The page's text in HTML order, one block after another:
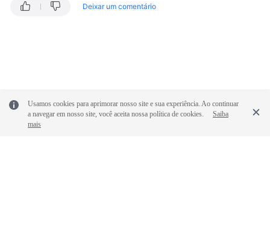
Deixar um comentário
Usamos cookies para aprimorar nosso site e sua experiência. Ao continuar
a navegar em nosso site, você aceita nossa política de cookies.
Saiba
mais